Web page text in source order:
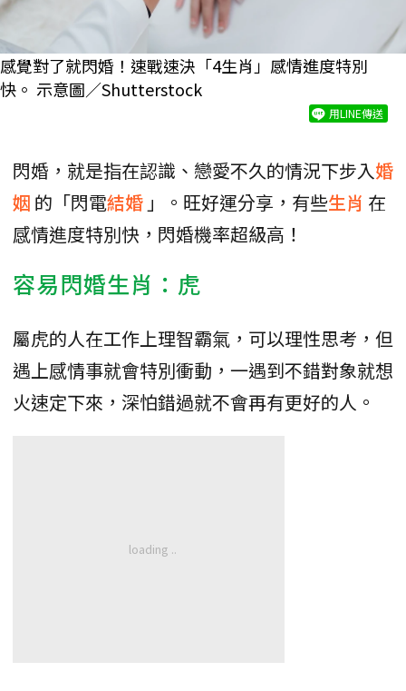
感覺對了就閃婚！速戰速決「4生肖」感情進度特別
快。 示意圖／Shutterstock
用LINE傳送
閃婚，就是指在認識、戀愛不久的情況下步入婚
姻 的「閃電結婚 」。旺好運分享，有些生肖 在
感情進度特別快，閃婚機率超級高！
容易閃婚生肖：虎
屬虎的人在工作上理智霸氣，可以理性思考，但
遇上感情事就會特別衝動，一遇到不錯對象就想
火速定下來，深怕錯過就不會再有更好的人。